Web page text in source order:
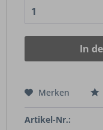
In
Merken
Artikel-Nr.: